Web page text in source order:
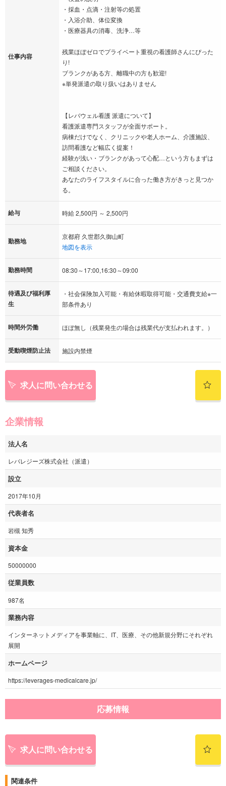
仕事内容
・採血・点滴・注射等の処置
・入浴介助、体位変換
・医療器具の消毒、洗浄…等
残業ほぼゼロでプライベート重視の看護師さんにぴった
り!
ブランクがある方、離職中の方も歓迎!
※単発派遣の取り扱いはありません
【レバウェル看護 派遣について】
看護派遣専門スタッフが全面サポート。
病棟だけでなく、クリニックや老人ホーム、介護施設、
訪問看護など幅広く提案！
経験が浅い・ブランクがあって心配…という方もまずは
ご相談ください。
あなたのライフスタイルに合った働き方がきっと見つか
る。
給与 時給 2,500円 ～ 2,500円
勤務地
京都府 久世郡久御山町
地図を表示
勤務時間 08:30～17:00,16:30～09:00
待遇及び福利厚
生
・社会保険加入可能・有給休暇取得可能・交通費支給※一
部条件あり
時間外労働 ほぼ無し（残業発生の場合は残業代が支払われます。）
受動喫煙防止法 施設内禁煙
求人に問い合わせる
企業情報
法人名
レバレジーズ株式会社（派遣）
設立
2017年10月
代表者名
岩槻 知秀
資本金
50000000
従業員数
987名
業務内容
インターネットメディアを事業軸に、IT、医療、その他新規分野にそれぞれ
展開
ホームページ
https://leverages-medicalcare.jp/
応募情報
求人に問い合わせる
関連条件